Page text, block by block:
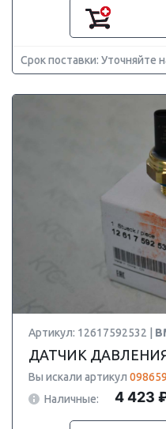
Срок поставки: Уточняйте
Артикул: 12617592532 |
ДАТЧИК
Вы искали артикул
Наличные:
4 423